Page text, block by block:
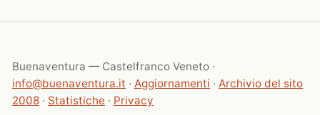
Buenaventura — Castelfranco Veneto ·
info@buenaventura.it · Aggiornamenti · Archivio del sito
2008 · Statistiche · Privacy